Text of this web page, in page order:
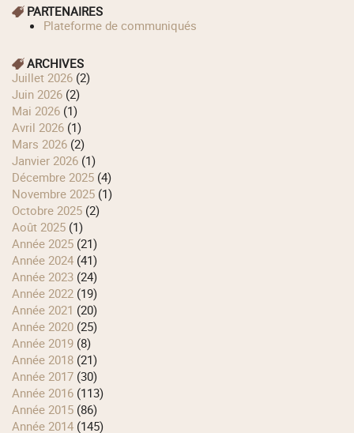
PARTENAIRES
Plateforme de communiqués
ARCHIVES
juillet 2026 (2)
juin 2026 (2)
mai 2026 (1)
avril 2026 (1)
mars 2026 (2)
janvier 2026 (1)
décembre 2025 (4)
novembre 2025 (1)
octobre 2025 (2)
août 2025 (1)
année 2025 (21)
année 2024 (41)
année 2023 (24)
année 2022 (19)
année 2021 (20)
année 2020 (25)
année 2019 (8)
année 2018 (21)
année 2017 (30)
année 2016 (113)
année 2015 (86)
année 2014 (145)